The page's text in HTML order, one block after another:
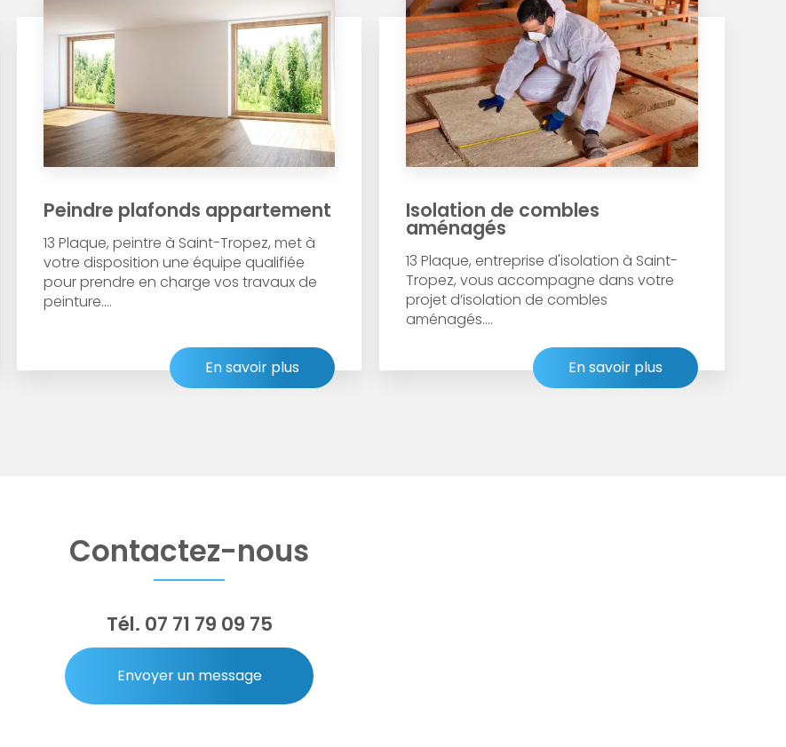
Peindre plafonds appartement
13 Plaque, peintre à Saint-Tropez, met à
votre disposition une équipe qualifiée
pour prendre en charge vos travaux de
peinture....
En savoir plus
Isolation de combles
aménagés
13 Plaque, entreprise d'isolation à Saint-
Tropez, vous accompagne dans votre
projet d’isolation de combles
aménagés....
En savoir plus
Contactez-nous
Tél. 07 71 79 09 75
Envoyer un message